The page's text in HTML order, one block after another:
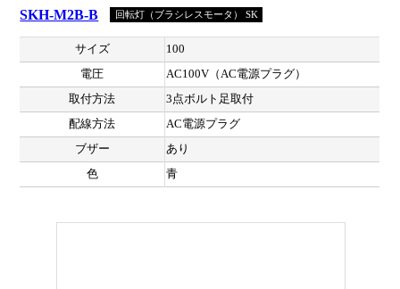
SKH-M2B-B 回転灯（ブラシレスモータ） SK
サイズ
100
電圧
AC100V（AC電源プラグ）
取付方法
3点ボルト足取付
配線方法
AC電源プラグ
ブザー
あり
色
青